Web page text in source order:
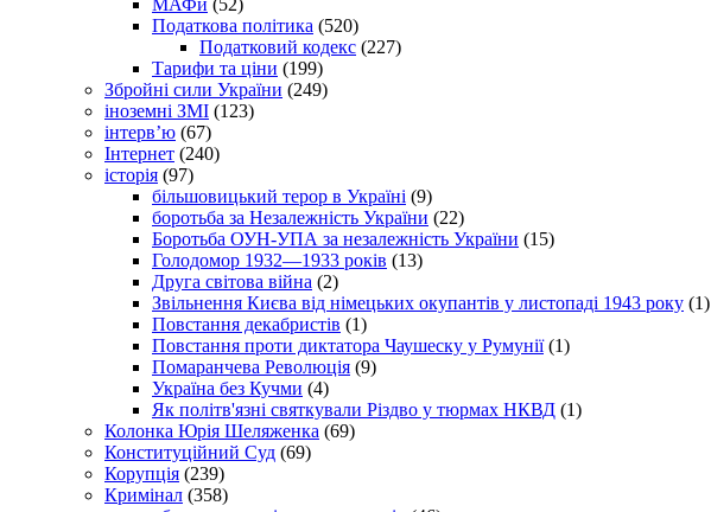
Податкова політика (520)
Податковий кодекс (227)
Тарифи та ціни (199)
Збройні сили України (249)
іноземні ЗМІ (123)
інтерв’ю (67)
Інтернет (240)
історія (97)
більшовицький терор в Україні (9)
боротьба за Незалежність України (22)
Боротьба ОУН-УПА за незалежність України (15)
Голодомор 1932—1933 років (13)
Друга світова війна (2)
Звільнення Києва від німецьких окупантів у листопаді 1943 року (1)
Повстання декабристів (1)
Повстання проти диктатора Чаушеску у Румунії(1)
Помаранчева Революція (9)
Україна без Кучми (4)
Як політв'язні святкували Різдво у тюрмах НКВД (1)
Колонка Юрія Шеляженка (69)
Конституційний Суд (69)
Корупція (239)
Кримінал (358)